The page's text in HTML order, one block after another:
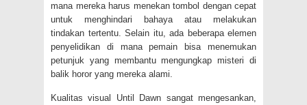
mana mereka harus menekan tombol dengan cepat
untuk menghindari bahaya atau melakukan
tindakan tertentu. Selain itu, ada beberapa elemen
penyelidikan di mana pemain bisa menemukan
petunjuk yang membantu mengungkap misteri di
balik horor yang mereka alami.
Kualitas visual Until Dawn sangat mengesankan,